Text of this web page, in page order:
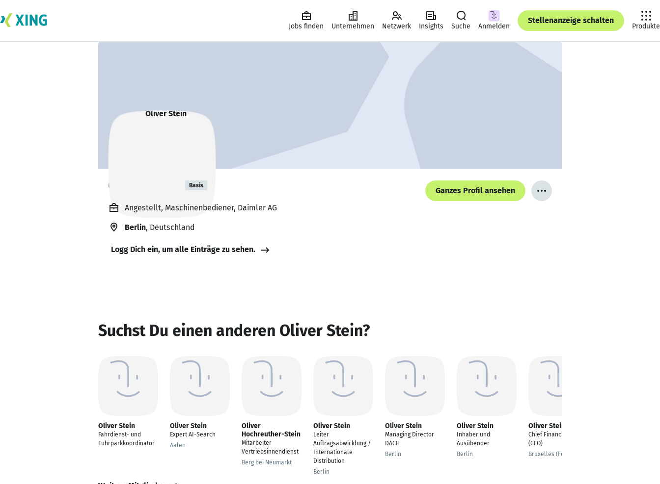
Jobs finden Unternehmen Netzwerk Insights Suche Anmelden
Stellenanzeige schalten
Produkte
Oliver Stein Basis
Ganzes Profil ansehen
Angestellt, Maschinenbediener, Daimler AG
Berlin, Deutschland
Logg Dich ein, um alle Einträge zu sehen.
Suchst Du einen anderen Oliver Stein?
Oliver Stein
Fahrdienst- und
Fuhrparkkoordinator
Oliver Stein
Expert AI-Search
Aalen
Oliver
Hochreuther-Stein
Mitarbeiter
Vertriebsinnendienst
Berg bei Neumarkt
Oliver Stein
Leiter
Auftragsabwicklung /
Internationale
Distribution
Berlin
Oliver Stein
Managing Director
DACH
Berlin
Oliver Stein
Inhaber und
Ausübender
Berlin
Oliver Stein
Chief Financial Officer
(CFO)
Bruxelles (Forest)